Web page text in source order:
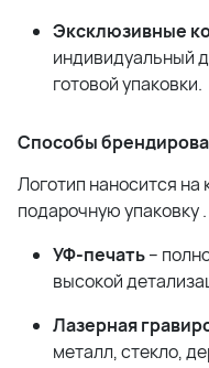
Эксклюзивные
индивидуальный
готовой упаковки.
Способы
Логотип наносится
подарочную упаковку
УФ-печать–
высокой
Лазерная
металл, стекло,